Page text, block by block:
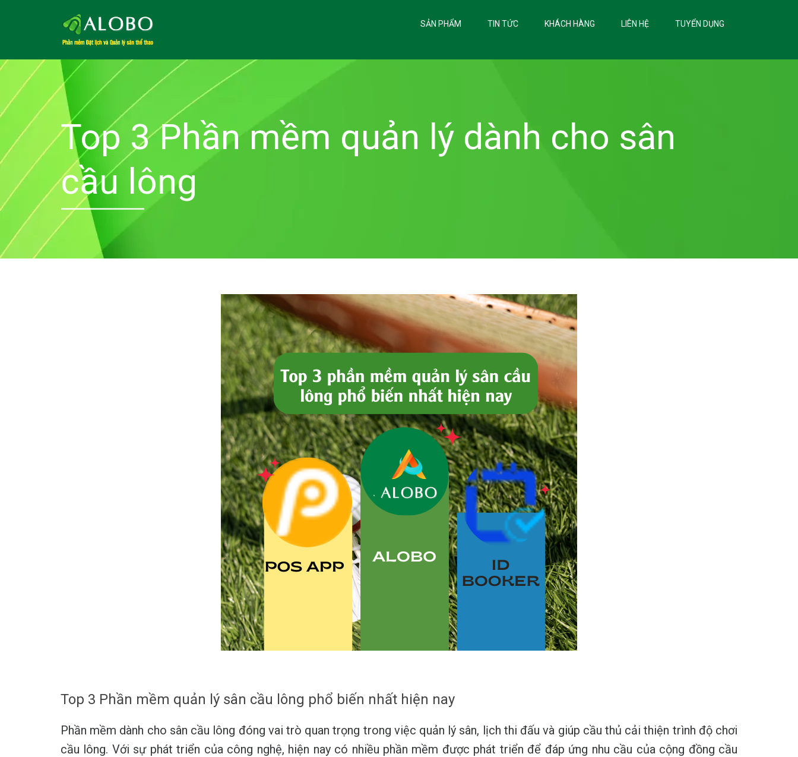
SẢN PHẨM TIN TỨC KHÁCH HÀNG LIÊN HỆ TUYỂN DỤNG
Top 3 Phần mềm quản lý dành cho sân
cầu lông
Top 3 Phần mềm quản lý sân cầu lông phổ biến nhất hiện nay
Phần mềm dành cho sân cầu lông đóng vai trò quan trọng trong việc quản lý sân, lịch thi đấu và giúp cầu thủ cải thiện trình độ chơi
cầu lông. Với sự phát triển của công nghệ, hiện nay có nhiều phần mềm được phát triển để đáp ứng nhu cầu của cộng đồng cầu